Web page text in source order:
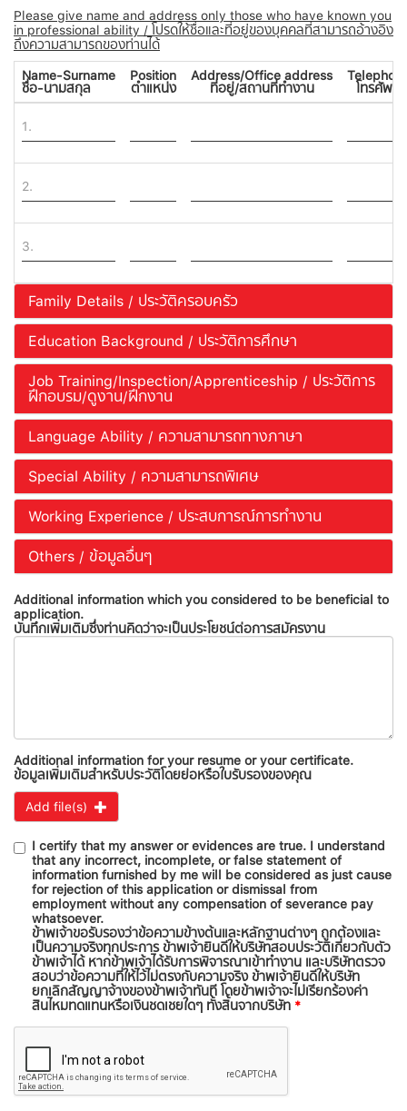
Please give name and address only those who have known you
in professional ability / โปรดให้ชื่อและที่อยู่ของบุคคลที่สามารถอ้างอิง
ถึงความสามารถของท่านได้
Name-Surname
ชื่อ-นามสกุล
Position
ตำแหน่ง
Address/Office address
ที่อยู่/สถานที่ทำงาน
โทรศัพท์
Family Details / ประวัติครอบครัว
Education Background / ประวัติการศึกษา
Job Training/Inspection/Apprenticeship / ประวัติการ
ฝึกอบรม/ดูงาน/ฝึกงาน
Language Ability / ความสามารถทางภาษา
Special Ability / ความสามารถพิเศษ
Working Experience / ประสบการณ์การทำงาน
Others / ข้อมูลอื่นๆ
Additional information which you considered to be beneficial to
application.
บันทึกเพิ่มเติมซึ่งท่านคิดว่าจะเป็นประโยชน์ต่อการสมัครงาน
Additional information for your resume or your certificate.
ข้อมูลเพิ่มเติมสำหรับประวัติโดยย่อหรือใบรับรองของคุณ
Add file(s)
I certify that my answer or evidences are true. I understand
that any incorrect, incomplete, or false statement of
information furnished by me will be considered as just cause
for rejection of this application or dismissal from
employment without any compensation of severance pay
whatsoever.
ข้าพเจ้าขอรับรองว่าข้อความข้างต้นและหลักฐานต่างๆ ถูกต้องและ
เป็นความจริงทุกประการ ข้าพเจ้ายินดีให้บริษัทสอบประวัติเกี่ยวกับตัว
ข้าพเจ้าได้ หากข้าพเจ้าได้รับการพิจารณาเข้าทำงาน และบริษัทตรวจ
สอบว่าข้อความที่ให้ไว้ไม่ตรงกับความจริง ข้าพเจ้ายินดีให้บริษัท
ยกเลิกสัญญาจ้างของข้าพเจ้าทันที โดยข้าพเจ้าจะไม่เรียกร้องค่า
สินไหมทดแทนหรือเงินชดเชยใดๆ ทั้งสิ้นจากบริษัท *